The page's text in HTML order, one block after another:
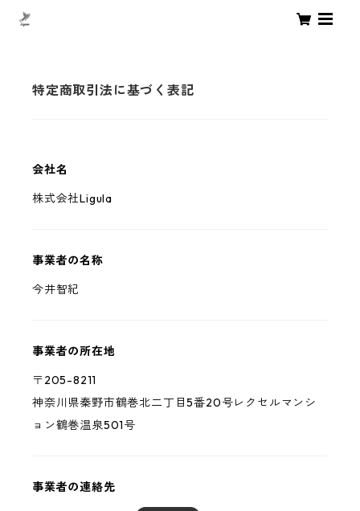
特定商取引法に基づく表記
会社名
株式会社Ligula
事業者の名称
今井智紀
事業者の所在地
〒205-8211
神奈川県秦野市鶴巻北二丁目5番20号レクセルマンシ
ョン鶴巻温泉501号
事業者の連絡先